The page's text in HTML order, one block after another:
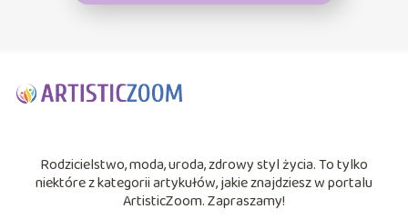
Rodzicielstwo, moda, uroda, zdrowy styl życia. To tylko
niektóre z kategorii artykułów, jakie znajdziesz w portalu
ArtisticZoom. Zapraszamy!